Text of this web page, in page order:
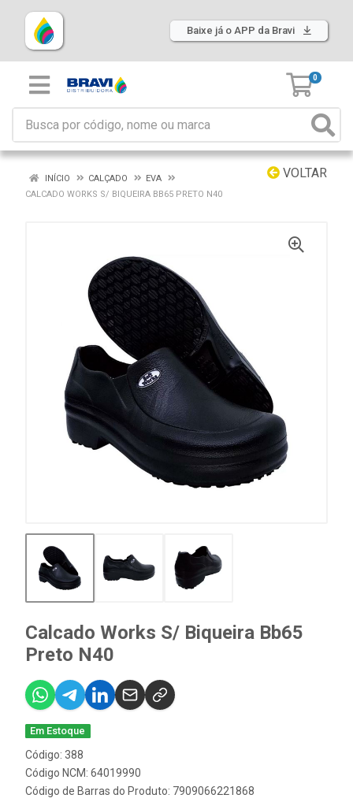
Baixe já o APP da Bravi
0
VOLTAR
INÍCIO CALÇADO
EVA
CALCADO WORKS S/ BIQUEIRA BB65 PRETO N40
Calcado Works S/ Biqueira Bb65
Preto N40
Em Estoque
Código: 388
Código NCM: 64019990
Código de Barras do Produto: 7909066221868